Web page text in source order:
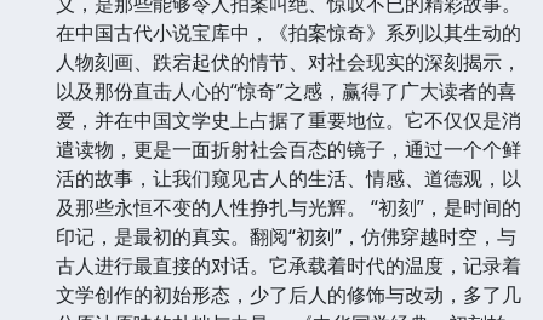
在中国古代小说宝库中，《拍案惊奇》系列以其生动的
人物刻画、跌宕起伏的情节、对社会现实的深刻揭示，
以及那份直击人心的“惊奇”之感，赢得了广大读者的喜
爱，并在中国文学史上占据了重要地位。它不仅仅是消
遣读物，更是一面折射社会百态的镜子，通过一个个鲜
活的故事，让我们窥见古人的生活、情感、道德观，以
及那些永恒不变的人性挣扎与光辉。 “初刻”，是时间的
印记，是最初的真实。翻阅“初刻”，仿佛穿越时空，与
古人进行最直接的对话。它承载着时代的温度，记录着
文学创作的初始形态，少了后人的修饰与改动，多了几